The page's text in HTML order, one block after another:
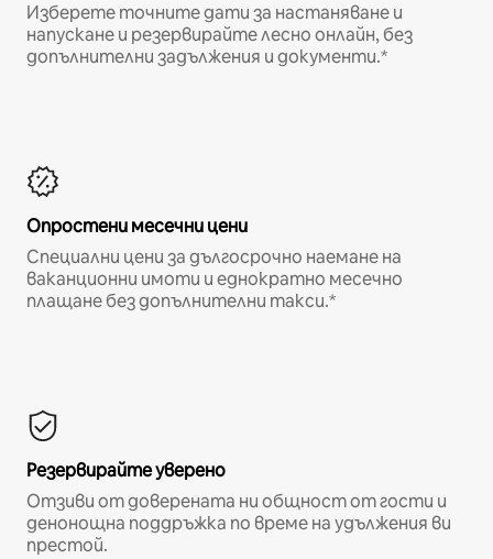
Изберете точните дати за настаняване и
напускане и резервирайте лесно онлайн, без
допълнителни задължения и документи.*
Опростени месечни цени
Специални цени за дългосрочно наемане на
ваканционни имоти и еднократно месечно
плащане без допълнителни такси.*
Резервирайте уверено
Отзиви от доверената ни общност от гости и
денонощна поддръжка по време на удължения ви
престой.